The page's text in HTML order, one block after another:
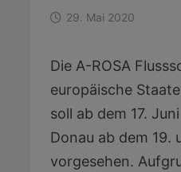
29. Mai 2020
Die A-ROSA
europäische
soll ab dem 17.
Donau ab dem 19.
vorgesehen.